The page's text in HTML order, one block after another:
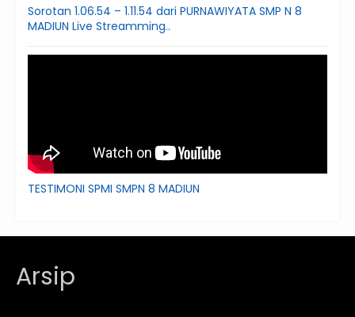
Sorotan 1.06.54 – 1.11.54 dari PURNAWIYATA SMP N 8
MADIUN Live Streamming..
TESTIMONI SPMI SMPN 8 MADIUN
Arsip